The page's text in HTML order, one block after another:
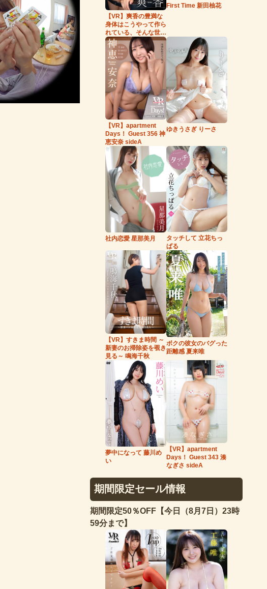
【VR】爽香の豊満な
身体はこうやって作ら
れている、そんな世
界。
First Time 新田柚花
【VR】apartment
Days！ Guest 356 神
恵安奈 sideA
ゆきうさぎ りーさ
社内恋愛 星那美月
タッチして 立花ちっ
ぱる
【VR】すきま時間 ～
新妻のお掃除姿を覗き
見る～ 鳴海千秋
ボクの彼女のバグった
距離感 夏来唯
夢中になって 藤川め
い
【VR】apartment
Days！ Guest 343 湊
なぎさ sideA
期間限定セール情報
期間限定50％OFF【今日（8月7日）23時
59分まで】